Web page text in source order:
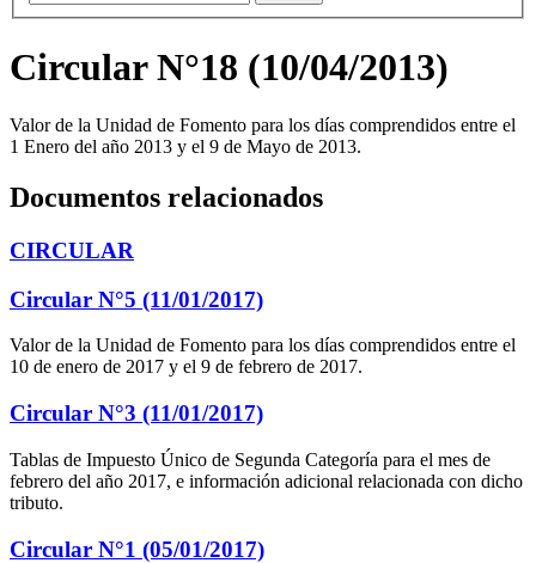
Circular N°18 (10/04/2013)
Valor de la Unidad de Fomento para los días comprendidos entre el
1 Enero del año 2013 y el 9 de Mayo de 2013.
Documentos relacionados
CIRCULAR
Circular N°5 (11/01/2017)
Valor de la Unidad de Fomento para los días comprendidos entre el
10 de enero de 2017 y el 9 de febrero de 2017.
Circular N°3 (11/01/2017)
Tablas de Impuesto Único de Segunda Categoría para el mes de
febrero del año 2017, e información adicional relacionada con dicho
tributo.
Circular N°1 (05/01/2017)